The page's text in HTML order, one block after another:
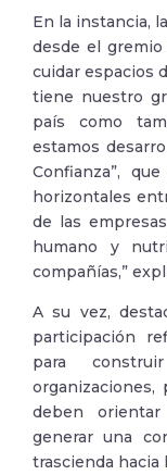
En la instancia,
desde el
cuidar espacios
tiene nuestro
país como
estamos
Confianza”,
horizontales
de las
humano y
compañías,”
A su vez,
participación
para
deben
generar una
trascienda hacia